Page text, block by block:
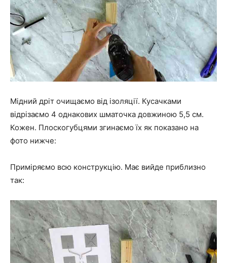
Мідний дріт очищаємо від ізоляції. Кусачками
відрізаємо 4 однакових шматочка довжиною 5,5 см.
Кожен. Плоскогубцями згинаємо їх як показано на
фото нижче:
Приміряємо всю конструкцію. Має вийде приблизно
так: